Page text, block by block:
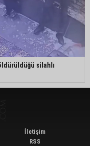
silahlı
İletişim
RSS